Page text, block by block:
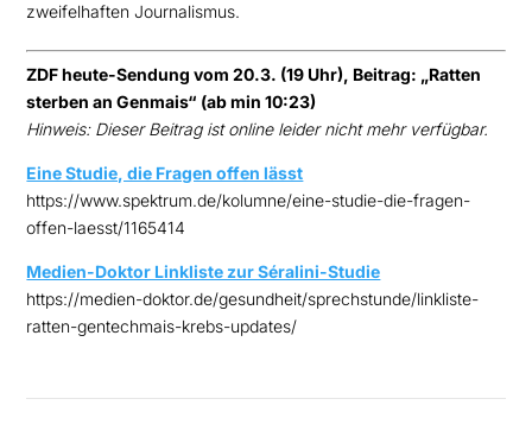
zweifelhaften Journalismus.
ZDF heute-Sendung vom 20.3. (19 Uhr), Beitrag: „Ratten
sterben an Genmais“ (ab min 10:23)
Hinweis: Dieser Beitrag ist online leider nicht mehr verfügbar.
Eine Studie, die Fragen offen lässt
https://www.spektrum.de/kolumne/eine-studie-die-fragen-
offen-laesst/1165414
Medien-Doktor Linkliste zur Séralini-Studie
https://medien-doktor.de/gesundheit/sprechstunde/linkliste-
ratten-gentechmais-krebs-updates/